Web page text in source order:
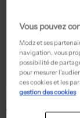
9,00€ 29,99€ -
Vous pouvez
Modz et ses
navigation, vous
possibilité de
pour mesurer
ces cookies et les
gestion des cookies